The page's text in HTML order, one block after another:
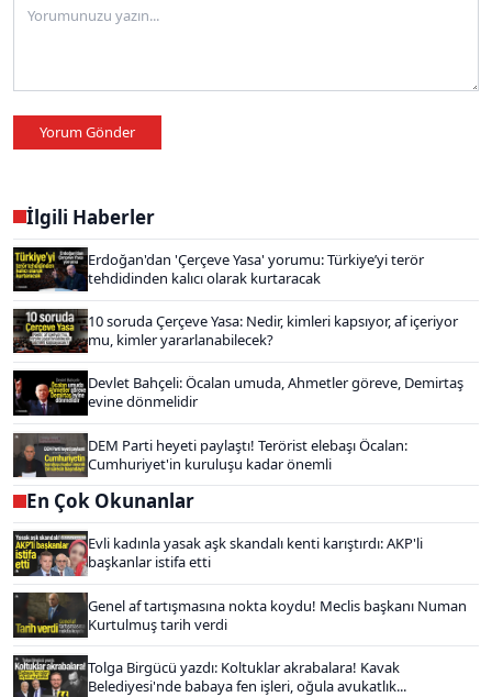
Yorum Gönder
İlgili Haberler
Erdoğan'dan 'Çerçeve Yasa' yorumu: Türkiye’yi terör
tehdidinden kalıcı olarak kurtaracak
10 soruda Çerçeve Yasa: Nedir, kimleri kapsıyor, af içeriyor
mu, kimler yararlanabilecek?
Devlet Bahçeli: Öcalan umuda, Ahmetler göreve, Demirtaş
evine dönmelidir
DEM Parti heyeti paylaştı! Terörist elebaşı Öcalan:
Cumhuriyet'in kuruluşu kadar önemli
En Çok Okunanlar
Evli kadınla yasak aşk skandalı kenti karıştırdı: AKP'li
başkanlar istifa etti
Genel af tartışmasına nokta koydu! Meclis başkanı Numan
Kurtulmuş tarih verdi
Tolga Birgücü yazdı: Koltuklar akrabalara! Kavak
Belediyesi'nde babaya fen işleri, oğula avukatlık...